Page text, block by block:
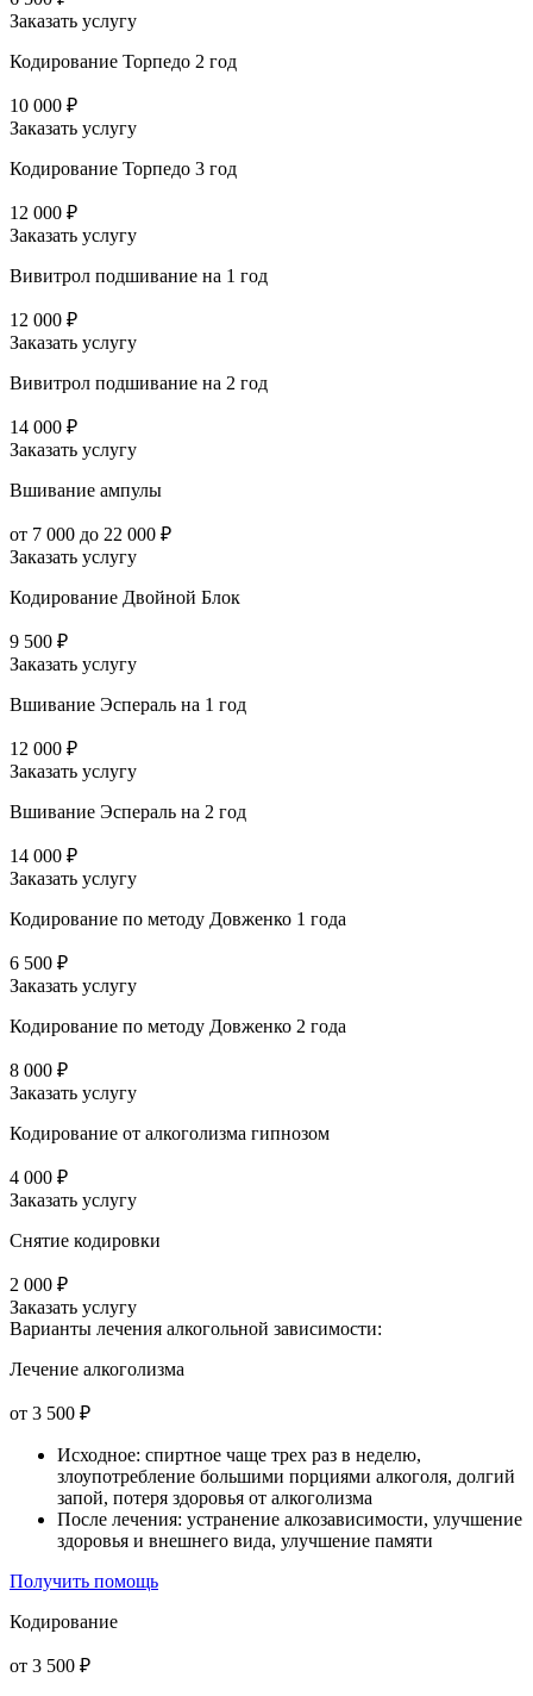
Заказать услугу
Кодирование Торпедо 2 год
10 000 ₽
Заказать услугу
Кодирование Торпедо 3 год
12 000 ₽
Заказать услугу
Вивитрол подшивание на 1 год
12 000 ₽
Заказать услугу
Вивитрол подшивание на 2 год
14 000 ₽
Заказать услугу
Вшивание ампулы
от 7 000 до 22 000 ₽
Заказать услугу
Кодирование Двойной Блок
9 500 ₽
Заказать услугу
Вшивание Эспераль на 1 год
12 000 ₽
Заказать услугу
Вшивание Эспераль на 2 год
14 000 ₽
Заказать услугу
Кодирование по методу Довженко 1 года
6 500 ₽
Заказать услугу
Кодирование по методу Довженко 2 года
8 000 ₽
Заказать услугу
Кодирование от алкоголизма гипнозом
4 000 ₽
Заказать услугу
Снятие кодировки
2 000 ₽
Заказать услугу
Варианты лечения алкогольной зависимости:
Лечение алкоголизма
от 3 500 ₽
Исходное: спиртное чаще трех раз в неделю,
злоупотребление большими порциями алкоголя, долгий
запой, потеря здоровья от алкоголизма
После лечения: устранение алкозависимости, улучшение
здоровья и внешнего вида, улучшение памяти
Получить помощь
Кодирование
от 3 500 ₽